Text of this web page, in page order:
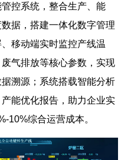
控系统，整合生产、能
据，搭建一体化数字管理
移动端实时监控产线温
气排放等核心参数，实现
溯源；系统搭载智能分析
能优化报告，助力企业实
10%综合运营成本。